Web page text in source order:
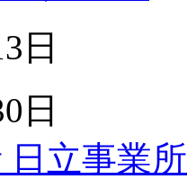
日
日
日立事業